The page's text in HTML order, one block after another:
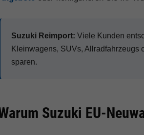
Suzuki Reimport: Viele Kunden
Kleinwagens, SUVs, Allradfahrzeugs
sparen.
Suzuki EU-